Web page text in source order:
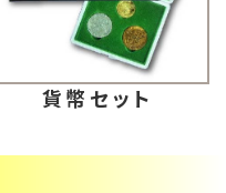
貨幣セット